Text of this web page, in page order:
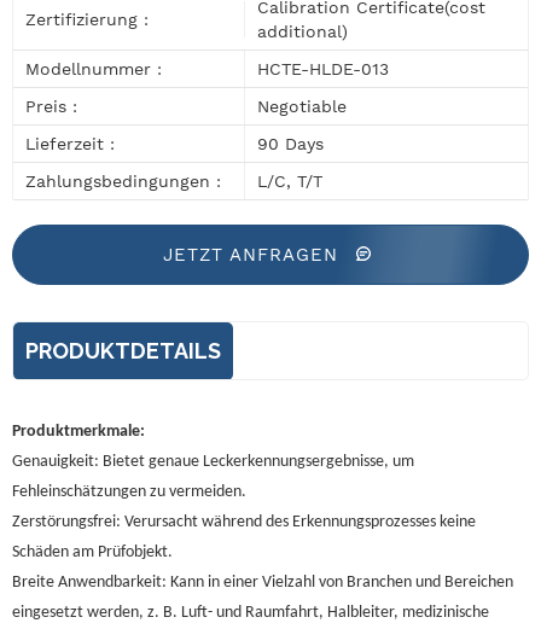
Zertifizierung :
Calibration Certificate(cost
additional)
Modellnummer :
HCTE-HLDE-013
Preis :
Negotiable
Lieferzeit :
90 Days
Zahlungsbedingungen :
L/C, T/T
JETZT ANFRAGEN
PRODUKTDETAILS
Produktmerkmale:
Genauigkeit: Bietet genaue Leckerkennungsergebnisse, um
Fehleinschätzungen zu vermeiden.
Zerstörungsfrei: Verursacht während des Erkennungsprozesses keine
Schäden am Prüfobjekt.
Breite Anwendbarkeit: Kann in einer Vielzahl von Branchen und Bereichen
eingesetzt werden, z. B. Luft- und Raumfahrt, Halbleiter, medizinische